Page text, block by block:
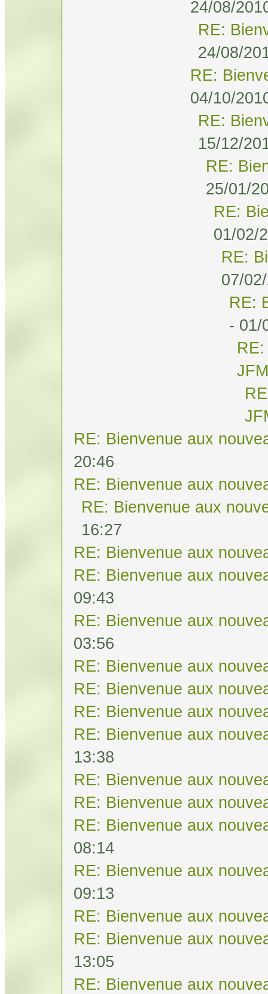
24/08/
RE:
24/08/
RE:
04/10/
RE:
15/12/
RE:
25/01/
RE:
01/02/
RE:
07/
RE:
- 01/
JFM
RE: Bienvenue aux
20:46
RE: Bienvenue aux
RE: Bienvenue aux
16:27
RE: Bienvenue aux
RE: Bienvenue aux
09:43
RE: Bienvenue aux
03:56
RE: Bienvenue aux
RE: Bienvenue aux
RE: Bienvenue aux
RE: Bienvenue aux
13:38
RE: Bienvenue aux
RE: Bienvenue aux
RE: Bienvenue aux
08:14
RE: Bienvenue aux
09:13
RE: Bienvenue aux
RE: Bienvenue aux
13:05
RE: Bienvenue aux